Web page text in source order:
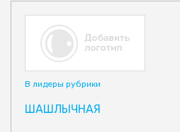
В лидеры рубрики
ШАШЛЫЧНАЯ